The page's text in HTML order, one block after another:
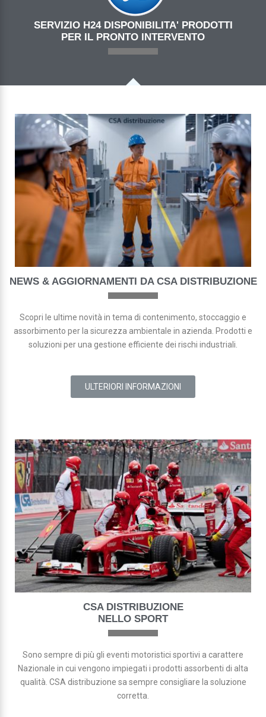
SERVIZIO H24 DISPONIBILITA' PRODOTTI
PER IL PRONTO INTERVENTO
NEWS & AGGIORNAMENTI DA CSA DISTRIBUZIONE
Scopri le ultime novità in tema di contenimento, stoccaggio e
assorbimento per la sicurezza ambientale in azienda. Prodotti e
soluzioni per una gestione efficiente dei rischi industriali.
ULTERIORI INFORMAZIONI
CSA DISTRIBUZIONE
NELLO SPORT
Sono sempre di più gli eventi motoristici sportivi a carattere
Nazionale in cui vengono impiegati i prodotti assorbenti di alta
qualità. CSA distribuzione sa sempre consigliare la soluzione
corretta.